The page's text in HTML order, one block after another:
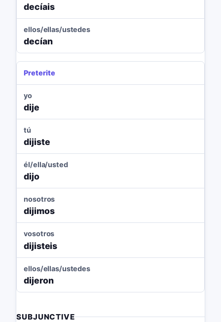
decíais
ellos/ellas/ustedes
decían
Preterite
yo
dije
tú
dijiste
él/ella/usted
dijo
nosotros
dijimos
vosotros
dijisteis
ellos/ellas/ustedes
dijeron
SUBJUNCTIVE